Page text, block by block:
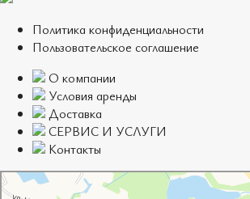
Политика конфиденциальности
Пользовательское соглашение
О компании
Условия аренды
Доставка
СЕРВИС И УСЛУГИ
Контакты